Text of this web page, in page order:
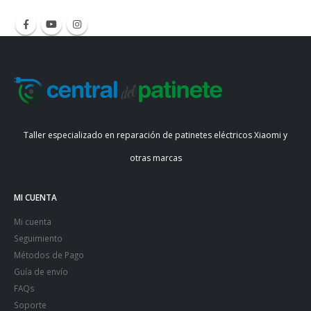
Taller especializado en reparación de patinetes eléctricos Xiaomi y
otras marcas
MI CUENTA
Mi cuenta
Seguimiento
Métodos de Pago
Guía de envío
FAQs
Soporte